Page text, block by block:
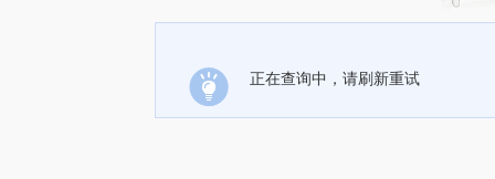
正在查询中，请刷新重试